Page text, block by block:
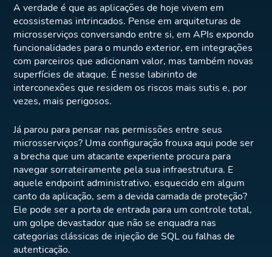
A verdade é que as aplicações de hoje vivem em
ecossistemas intrincados. Pense em arquiteturas de
microsserviços conversando entre si, em APIs expondo
funcionalidades para o mundo exterior, em integrações
com parceiros que adicionam valor, mas também novas
superfícies de ataque. É nesse labirinto de
interconexões que residem os riscos mais sutis e, por
vezes, mais perigosos.
Já parou para pensar nas permissões entre seus
microsserviços? Uma configuração frouxa aqui pode ser
a brecha que um atacante experiente procura para
navegar sorrateiramente pela sua infraestrutura. E
aquele endpoint administrativo, esquecido em algum
canto da aplicação, sem a devida camada de proteção?
Ele pode ser a porta de entrada para um controle total,
um golpe devastador que não se enquadra nas
categorias clássicas de injeção de SQL ou falhas de
autenticação.